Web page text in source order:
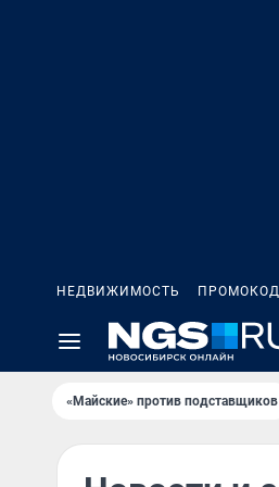
НЕДВИЖИМОСТЬ
«Майские» против подставщиков